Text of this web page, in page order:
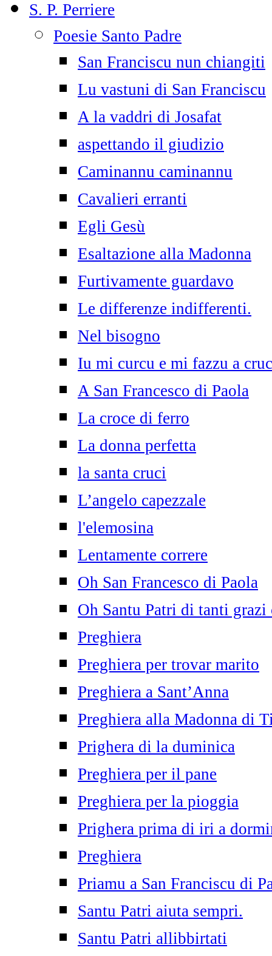
S. P. Perriere
Poesie Santo Padre
San Franciscu nun chiangiti
Lu vastuni di San Franciscu
A la vaddri di Josafat
aspettando il giudizio
Caminannu caminannu
Cavalieri erranti
Egli Gesù
Esaltazione alla Madonna
Furtivamente guardavo
Le differenze indifferenti.
Nel bisogno
Iu mi curcu e mi fazzu a
A San Francesco di Paola
La croce di ferro
La donna perfetta
la santa cruci
L’angelo capezzale
l'elemosina
Lentamente correre
Oh San Francesco di Paola
Oh Santu Patri di tanti grazi
Preghiera
Preghiera per trovar marito
Preghiera a Sant’Anna
Preghiera alla Madonna di
Prighera di la duminica
Preghiera per il pane
Preghiera per la pioggia
Prighera prima di iri a
Preghiera
Priamu a San Franciscu di
Santu Patri aiuta sempri.
Santu Patri allibbirtati